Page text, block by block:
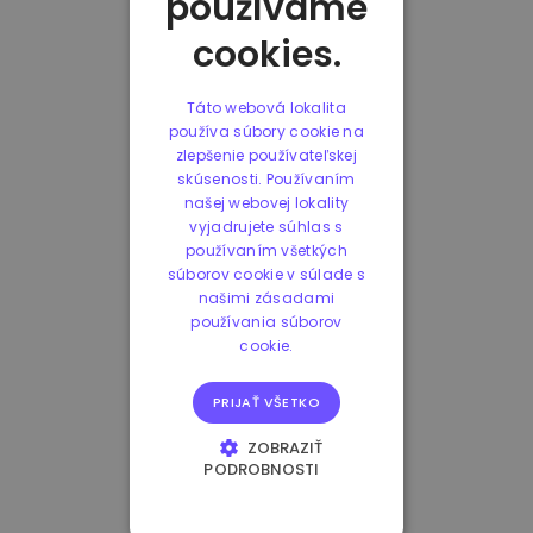
cookies.
Táto webová lokalita
používa súbory cookie na
zlepšenie používateľskej
skúsenosti. Používaním
našej webovej lokality
vyjadrujete súhlas s
používaním všetkých
súborov cookie v súlade s
našimi zásadami
používania súborov
cookie.
PRIJAŤ VŠETKO
ZOBRAZIŤ
PODROBNOSTI